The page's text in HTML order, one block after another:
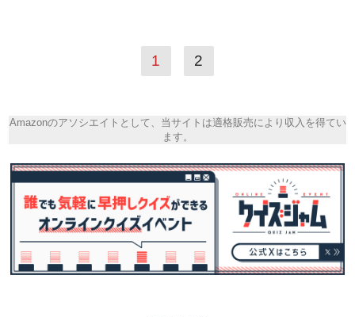
1 2
Amazonのアソシエイトとして、当サイトは適格販売により収入を得てい
ます。